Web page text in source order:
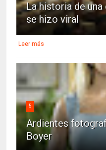
La historia de
se hizo viral
Leer más
5
Ardientes
Boyer